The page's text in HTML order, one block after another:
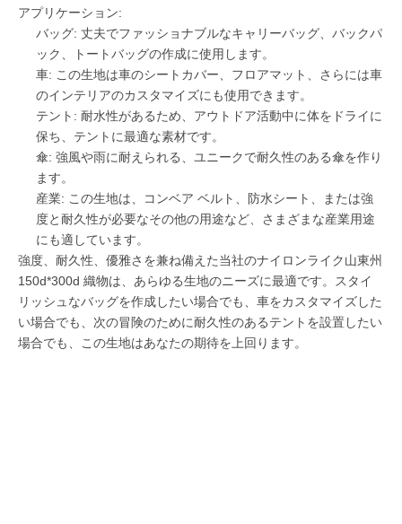
アプリケーション:
バッグ: 丈夫でファッショナブルなキャリーバッグ、バックパ
ック、トートバッグの作成に使用します。
車: この生地は車のシートカバー、フロアマット、さらには車
のインテリアのカスタマイズにも使用できます。
テント: 耐水性があるため、アウトドア活動中に体をドライに
保ち、テントに最適な素材です。
傘: 強風や雨に耐えられる、ユニークで耐久性のある傘を作り
ます。
産業: この生地は、コンベア ベルト、防水シート、または強
度と耐久性が必要なその他の用途など、さまざまな産業用途
にも適しています。
強度、耐久性、優雅さを兼ね備えた当社のナイロンライク山東州
150d*300d 織物は、あらゆる生地のニーズに最適です。スタイ
リッシュなバッグを作成したい場合でも、車をカスタマイズした
い場合でも、次の冒険のために耐久性のあるテントを設置したい
場合でも、この生地はあなたの期待を上回ります。